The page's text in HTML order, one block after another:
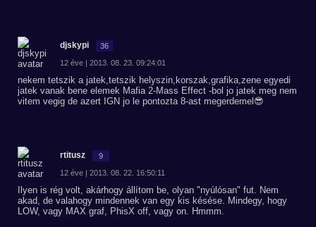
djskypi 36
12 éve | 2013. 08. 23. 09:24:01
nekem tetszik a jatek,tetszik helyszin,korszak,grafika,zene egyedi
jatek vanak bene elemek Mafia 2-Mass Effect -bol jo jatek meg nem
vitem vegig de azert IGN jo le pontozta 8-ast megerdemel😎
rtitusz 9
12 éve | 2013. 08. 22. 16:50:11
Ilyen is rég volt, akárhogy állítom be, olyan "nyúlósan" fut. Nem
akad, de valahogy mindennek van egy kis késése. Mindegy, hogy
LOW, vagy MAX graf, PhisX off, vagy on. Hmmm.